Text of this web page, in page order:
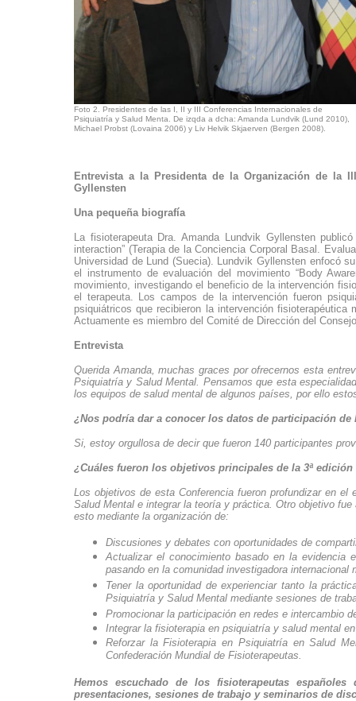
Foto 2. Presidentes de las I, II y III Conferencias Internacionales de
Psiquiatría y Salud Menta. De izqda a dcha: Amanda Lundvik (Lund 2010),
Michael Probst (Lovaina 2006) y Liv Helvik Skjaerven (Bergen 2008).
Entrevista a la Presidenta de la Organización de la
Gyllensten
Una pequeña biografía
La fisioterapeuta Dra. Amanda Lundvik Gyllensten
interaction” (Terapia de la Conciencia Corporal Basal.
Universidad de Lund (Suecia). Lundvik Gyllensten enfocó
el instrumento de evaluación del movimiento “Body
movimiento, investigando el beneficio de la intervención
el terapeuta. Los campos de la intervención fueron
psiquiátricos que recibieron la intervención
Actuamente es miembro del Comité de Dirección del
Entrevista
Querida Amanda, muchas graces por ofrecernos esta
Psiquiatría y Salud Mental. Pensamos que esta
los equipos de salud mental de algunos países, por ello
¿Nos podría dar a conocer los datos de participación
Si, estoy orgullosa de decir que fueron 140 participantes
¿Cuáles fueron los objetivos principales de la 3ª edición
Los objetivos de esta Conferencia fueron profundizar en
Salud Mental e integrar la teoría y práctica. Otro objetivo
esto mediante la organización de:
Discusiones y debates con oportunidades de
Actualizar el conocimiento basado en la
pasando en la comunidad investigadora
Tener la oportunidad de experienciar tanto la
Psiquiatría y Salud Mental mediante sesiones de
Promocionar la participación en redes e intercambio
Integrar la fisioterapia en psiquiatría y salud mental
Reforzar la Fisioterapia en Psiquiatría en Salud
Confederación Mundial de Fisioterapeutas.
Hemos escuchado de los fisioterapeutas
presentaciones, sesiones de trabajo y seminarios de